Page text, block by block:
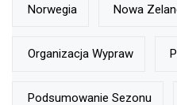
Norwegia Nowa
Organizacja Wypraw
Podsumowanie Sezonu